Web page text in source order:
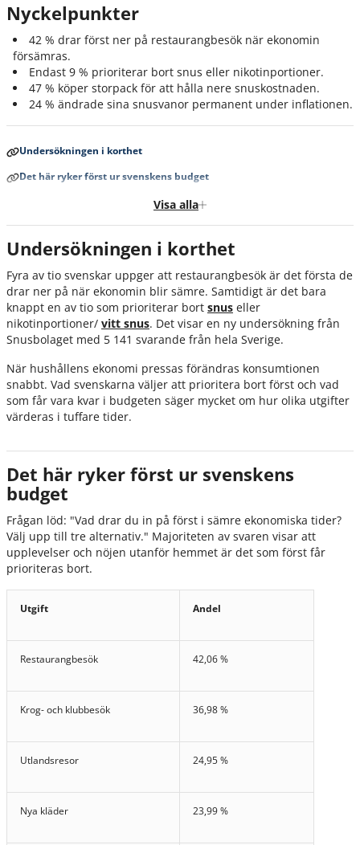
Nyckelpunkter
42 % drar först ner på restaurangbesök när ekonomin
försämras.
Endast 9 % prioriterar bort snus eller nikotinportioner.
47 % köper storpack för att hålla nere snuskostnaden.
24 % ändrade sina snusvanor permanent under inflationen.
Undersökningen i korthet
Det här ryker först ur svenskens budget
Snus prioriteras annorlunda än annan konsumtion
Inflationen 2021-2022 förändrade många snusares vanor
Så förändras snusandet när det blir tuffare
Snusare sparar - men slutar inte
Sammanfattning
Visa alla
Undersökningen i korthet
Fyra av tio svenskar uppger att restaurangbesök är det första de
drar ner på när ekonomin blir sämre. Samtidigt är det bara
knappt en av tio som prioriterar bort snus eller
nikotinportioner/ vitt snus. Det visar en ny undersökning från
Snusbolaget med 5 141 svarande från hela Sverige.
När hushållens ekonomi pressas förändras konsumtionen
snabbt. Vad svenskarna väljer att prioritera bort först och vad
som får vara kvar i budgeten säger mycket om hur olika utgifter
värderas i tuffare tider.
Det här ryker först ur svenskens
budget
Frågan löd: "Vad drar du in på först i sämre ekonomiska tider?
Välj upp till tre alternativ." Majoriteten av svaren visar att
upplevelser och nöjen utanför hemmet är det som först får
prioriteras bort.
Utgift Andel
Restaurangbesök 42,06 %
Krog- och klubbesök 36,98 %
Utlandsresor 24,95 %
Nya kläder 23,99 %